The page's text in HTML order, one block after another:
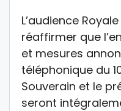
L’audience
réaffirmer que
et mesures
téléphonique du
Souverain et le
seront